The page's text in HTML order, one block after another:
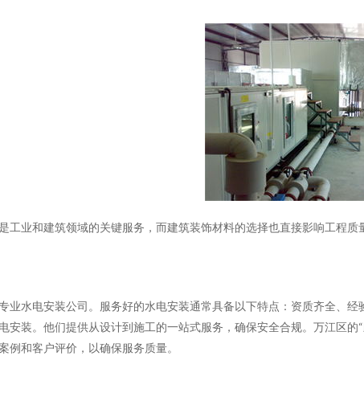
工业和建筑领域的关键服务，而建筑装饰材料的选择也直接影响工程
业水电安装公司。服务好的水电安装通常具备以下特点：资质齐全、
安装。他们提供从设计到施工的一站式服务，确保安全合规。万江区
例和客户评价，以确保服务质量。